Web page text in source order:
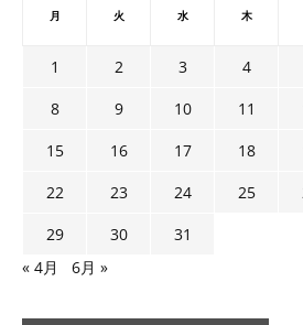
月 火 水 木
1 2 3 4
8
9 10 11
15
16 17 18
22
23 24 25
29
30
31
« 4月
6月 »